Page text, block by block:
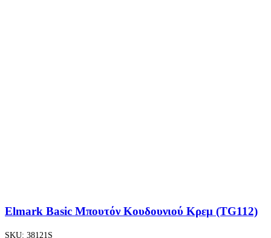
Elmark Basic Μπουτόν Κουδουνιού Κρεμ (TG112)
SKU: 38121S